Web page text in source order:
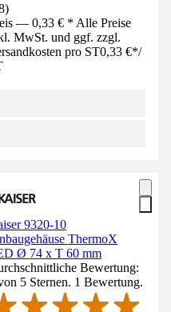
)
— 0,33 € * Alle Preise
MwSt. und ggf. zzgl.
pro ST0,33 €*/
9320-10
ThermoX
Ø 74 x T 60 mm
Bewertung:
5 Sternen. 1 Bewertung.